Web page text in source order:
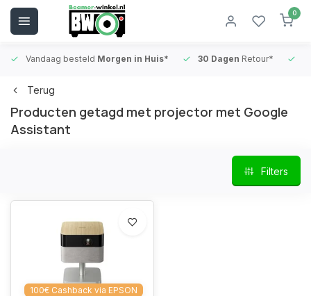
0
Vandaag besteld Morgen in Huis* 30 Dagen Retour*
Terug
Producten getagd met projector met Google
Assistant
Filters
100€ Cashback via EPSON